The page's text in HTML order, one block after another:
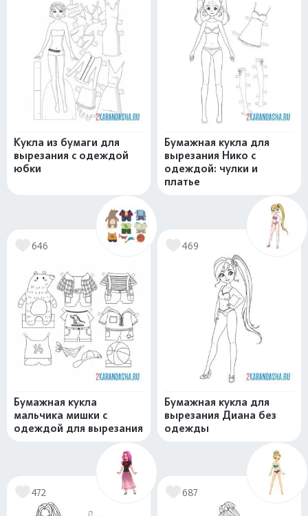
Кукла из бумаги для
вырезания с одеждой
юбки
Бумажная кукла для
вырезания Нико с
одеждой: чулки и
платье
646
Бумажная кукла
мальчика мишки с
одеждой для вырезания
469
Бумажная кукла для
вырезания Диана без
одежды
472 687